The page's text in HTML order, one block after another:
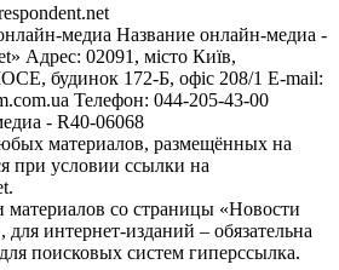
медиа Название онлайн-медиа -
Адрес: 02091, місто Київ,
будинок 172-Б, офіс 208/1 E-mail:
Телефон: 044-205-43-00
- R40-06068
материалов, размещённых на
при условии ссылки на
со страницы «Новости
интернет-изданий – обязательна
поисковых систем гиперссылка.